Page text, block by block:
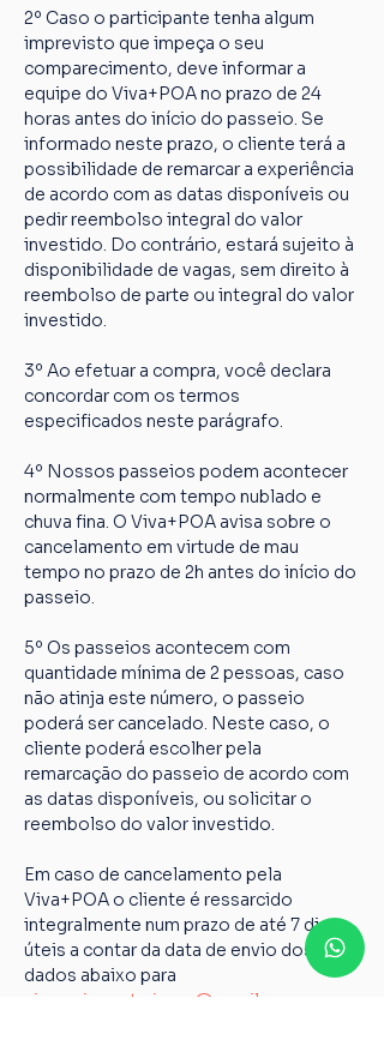
2º Caso o participante tenha algum
imprevisto que impeça o seu
comparecimento, deve informar a
equipe do Viva+POA no prazo de 24
horas antes do início do passeio. Se
informado neste prazo, o cliente terá a
possibilidade de remarcar a experiência
de acordo com as datas disponíveis ou
pedir reembolso integral do valor
investido. Do contrário, estará sujeito à
disponibilidade de vagas, sem direito à
reembolso de parte ou integral do valor
investido.
3º Ao efetuar a compra, você declara
concordar com os termos
especificados neste parágrafo.
4º Nossos passeios podem acontecer
normalmente com tempo nublado e
chuva fina. O Viva+POA avisa sobre o
cancelamento em virtude de mau
tempo no prazo de 2h antes do início do
passeio.
5º Os passeios acontecem com
quantidade mínima de 2 pessoas, caso
não atinja este número, o passeio
poderá ser cancelado. Neste caso, o
cliente poderá escolher pela
remarcação do passeio de acordo com
as datas disponíveis, ou solicitar o
reembolso do valor investido.
Em caso de cancelamento pela
Viva+POA o cliente é ressarcido
integralmente num prazo de até 7 dias
úteis a contar da data de envio dos
dados abaixo para
vivamaispoaturismo@gmail.com